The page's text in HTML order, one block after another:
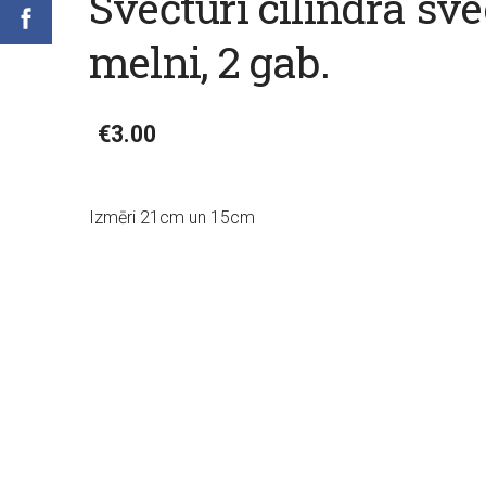
melni, 2 gab.
€3.00
Izmēri 21cm un 15cm